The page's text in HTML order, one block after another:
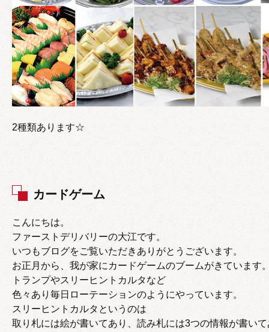
2種類あります☆
カードゲーム
こんにちは。
ファーストデリバリーの大江です。
いつもブログをご覧いただきありがとうございます。
お正月から、我が家にカードゲームのブームがきています
トランプやスリーヒントカルタなど
色々あり毎日ローテーションのようにやっています。
スリーヒントカルタというのは
取り札には絵が書いてあり、読み札には3つの情報が書い